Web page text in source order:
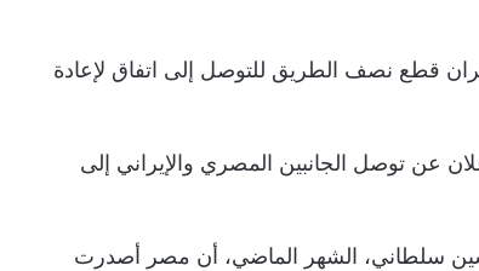
قطع نصف الطريق للتوصل إلى اتفاق لإعادة
عن توصل الجانبين المصري والإيراني إلى
سلطاني، الشهر الماضي، أن مصر أصدرت